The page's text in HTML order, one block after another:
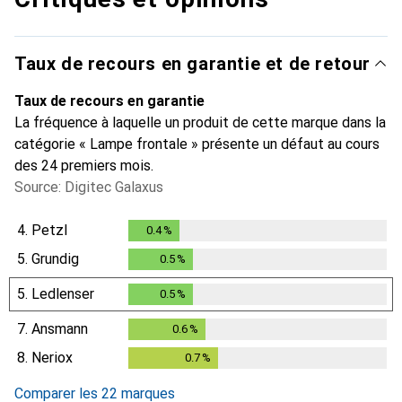
Taux de recours en garantie et de retour
Taux de recours en garantie
La fréquence à laquelle un produit de cette marque dans la
catégorie « Lampe frontale » présente un défaut au cours
des 24 premiers mois.
Source: Digitec Galaxus
4. Petzl 0.4%
5. Grundig 0.5%
5. Ledlenser 0.5%
7. Ansmann 0.6 %
8. Neriox 0.7 %
Comparer les 22 marques